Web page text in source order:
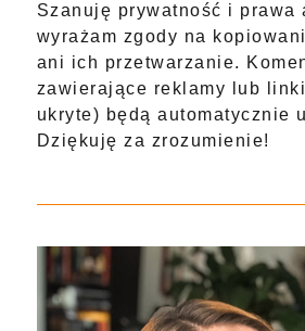
Szanuję prywatność i prawa
wyrażam zgody na
ani ich przetwarzanie.
zawierające reklamy lub
ukryte) będą automatycznie
Dziękuję za zrozumienie!